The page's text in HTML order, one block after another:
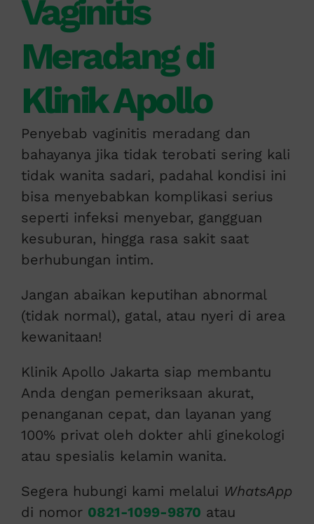
Vaginitis
Meradang di
Klinik Apollo
Penyebab vaginitis meradang dan
bahayanya jika tidak terobati sering kali
tidak wanita sadari, padahal kondisi ini
bisa menyebabkan komplikasi serius
seperti infeksi menyebar, gangguan
kesuburan, hingga rasa sakit saat
berhubungan intim.
Jangan abaikan keputihan abnormal
(tidak normal), gatal, atau nyeri di area
kewanitaan!
Klinik Apollo Jakarta siap membantu
Anda dengan pemeriksaan akurat,
penanganan cepat, dan layanan yang
100% privat oleh dokter ahli ginekologi
atau spesialis kelamin wanita.
Segera hubungi kami melalui WhatsApp
di nomor 0821-1099-9870 atau